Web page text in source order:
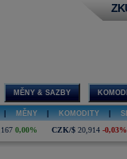
MĚNY & SAZBY
MĚNY KOMODITY
0,00% CZK/$ 20,914 -0,03%